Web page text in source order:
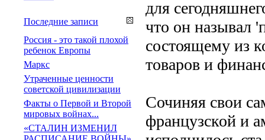
для
что он называл
состоящему из
товаров и
Сочиняя свои
французской и
Последние записи
Россия - это такой плохой
ребенок Европы
Маркс
Утраченные ценности
советской цивилизации
Факты о Первой и Второй
мировых войнах...
«СТАЛИН ИЗМЕНИЛ